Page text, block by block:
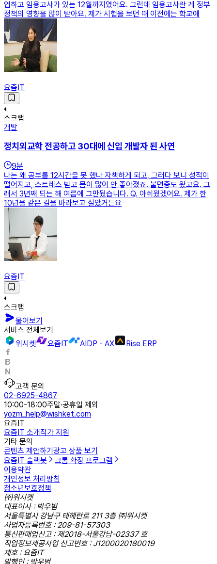
업하고 임용고사가 있는 12월까지였어요. 그런데 임용고사란 게 정부
정책의 영향을 많이 받아요. 제가 시험을 보던 때 이전에는 학교에
요즘IT
스크랩
개발
정치외교학 전공하고 30대에 신입 개발자 된 사연
9분
나는 왜 공부를 12시간을 못 했나 자책하게 되고, 그러다 보니 성적이
떨어지고, 스트레스 받고 몸이 많이 안 좋아졌죠. 불면증도 왔고요. 그
래서 3년째 되는 해 여름에 그만뒀습니다. Q. 아쉬웠겠어요. 제가 한
10년을 같은 길을 바라보고 살았거든요
요즘IT
스크랩
물어보기
서비스 전체보기
위시켓
요즘IT AIDP - AX Rise ERP
고객 문의
02-6925-4867
10:00-18:00주말·공휴일 제외
yozm_help@wishket.com
요즘IT
요즘IT 소개작가 지원
기타 문의
콘텐츠 제안하기 광고 상품 보기
요즘IT 슬랙봇
크롬 확장 프로그램
이용약관
개인정보 처리방침
청소년보호정책
㈜위시켓
대표이사 : 박우범
서울특별시 강남구 테헤란로 211 3층 ㈜위시켓
사업자등록번호 : 209-81-57303
통신판매업신고 : 제2018-서울강남-02337 호
직업정보제공사업 신고번호 : J1200020180019
제호 : 요즘IT
발행인 : 박우범